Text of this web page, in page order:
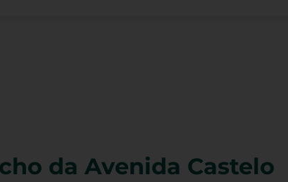
da Avenida Castelo